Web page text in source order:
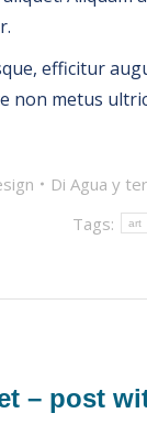
efficitur
non metus
Di Agua y
Tags:
art
– post